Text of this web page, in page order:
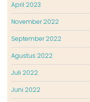
April 2023
November 2022
September 2022
Agustus 2022
Juli 2022
Juni 2022